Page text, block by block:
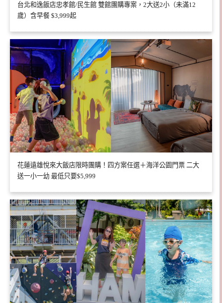
台北和逸飯店忠孝館/民生館 雙館團購專案，2大送2小（未滿12
歲）含早餐 $3,999起
花蓮遠雄悅來大飯店限時團購！四方案任選＋海洋公園門票 二大
送一小一幼 最低只要$5,999